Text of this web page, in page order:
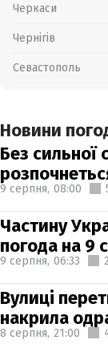
Черкаси
Чернігів
Севастополь
Новини
Без сильної
9 серпня, 08:00
Частину
погода на 9
9 серпня, 06:33
Вулиці
накрила
8 серпня, 21:00